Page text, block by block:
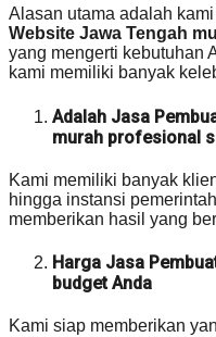
Alasan utama adalah
Website Jawa Tengah
yang mengerti kebutuhan
kami memiliki banyak
Adalah Jasa
murah profesional
Kami memiliki banyak
hingga instansi
memberikan hasil yang
Harga Jasa
budget Anda
Kami siap memberikan